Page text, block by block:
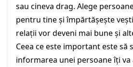
sau cineva drag. Alege
pentru tine și împărtășește
relații vor deveni mai bune și
Ceea ce este important este să
informarea unei persoane îți